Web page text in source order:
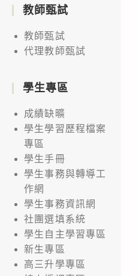
教師甄試
教師甄試
代理教師甄試
學生專區
成績缺曠
學生學習歷程檔案
專區
學生手冊
學生事務與轉導工
作網
學生事務資訊網
社團選填系統
學生自主學習專區
新生專區
高三升學專區